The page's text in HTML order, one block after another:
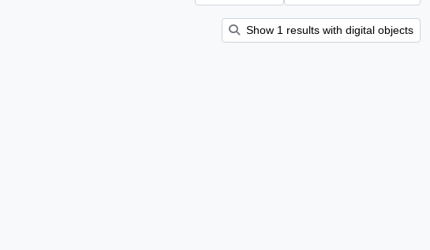
Show 1 results with digital objects